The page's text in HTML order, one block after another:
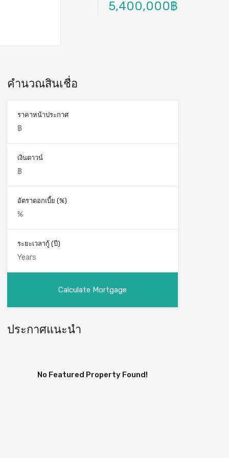
5,400,000฿
คำนวณสินเชื่อ
ราคาหน้าประกาศ
เงินดาวน์
อัตราดอกเบี้ย (%)
ระยะเวลากู้ (ปี)
ประกาศแนะนำ
No Featured Property Found!